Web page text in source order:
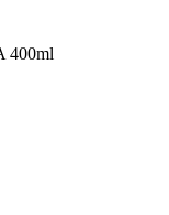
400ml